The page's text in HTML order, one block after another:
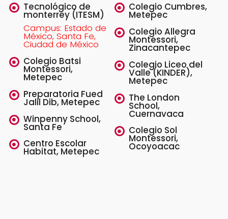
Tecnológico de
monterrey (ITESM)
Campus: Estado de
México, Santa Fe,
Ciudad de México
Colegio Batsi
Montessori,
Metepec
Preparatoria Fued
Jalil Dib, Metepec
Winpenny School,
Santa Fe
Centro Escolar
Habitat, Metepec
Colegio Cumbres,
Metepec
Colegio Allegra
Montessori,
Zinacantepec
Colegio Liceo del
Valle (KINDER),
Metepec
The London
School,
Cuernavaca
Colegio Sol
Montessori,
Ocoyoacac